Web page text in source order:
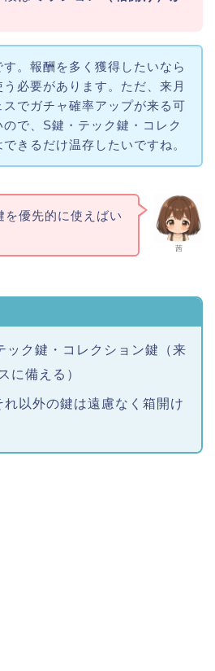
す。報酬を多く獲得したいなら
必要があります。ただ、来月
スでガチャ確率アップが来る可
で、S鍵・テック鍵・コレク
きるだけ温存したいですね。
茜
を優先的に使えばい
ック鍵・コレクション鍵（来
に備える）
れ以外の鍵は遠慮なく箱開け